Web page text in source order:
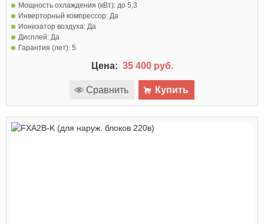
Мощность охлаждения (кВт): до 5,3
Инверторный компрессор: Да
Ионизатор воздуха: Да
Дисплей: Да
Гарантия (лет): 5
Цена: 35 400 руб.
Сравнить Купить